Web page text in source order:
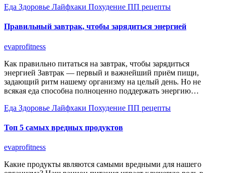
Еда Здоровье Лайфхаки Похудение ПП рецепты
Правильный завтрак, чтобы зарядиться энергией
evaprofitness
Как правильно питаться на завтрак, чтобы зарядиться
энергией Завтрак — первый и важнейший приём пищи,
задающий ритм нашему организму на целый день. Но не
всякая еда способна полноценно поддержать энергию…
Еда Здоровье Лайфхаки Похудение ПП рецепты
Топ 5 самых вредных продуктов
evaprofitness
Какие продукты являются самыми вредными для нашего